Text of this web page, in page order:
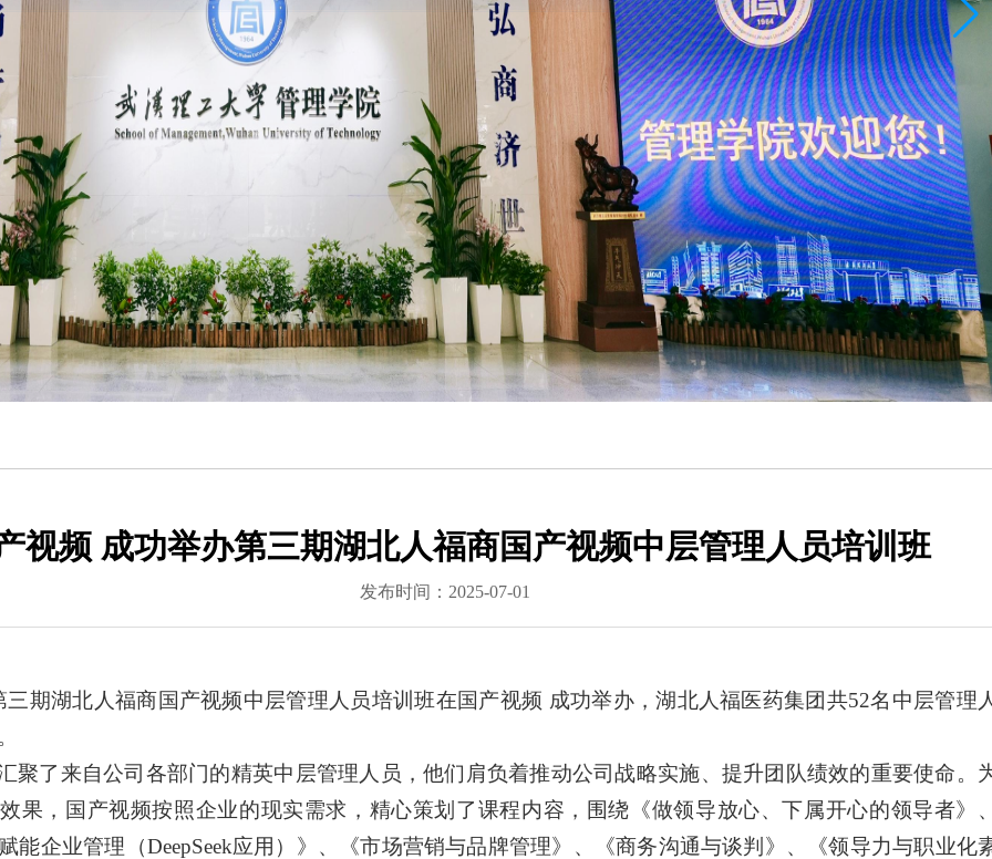
视频 成功举办第三期湖北人福商国产视频中层管理人员培训班
发布时间：2025-07-01
三期湖北人福商国产视频中层管理人员培训班在国产视频 成功举办，湖北人福医药集团共52名中层管理
聚了来自公司各部门的精英中层管理人员，他们肩负着推动公司战略实施、提升团队绩效的重要使命。
果，国产视频按照企业的现实需求，精心策划了课程内容，围绕《做领导放心、下属开心的领导者》
能企业管理（DeepSeek应用）》、《市场营销与品牌管理》、《商务沟通与谈判》、《领导力与职业化